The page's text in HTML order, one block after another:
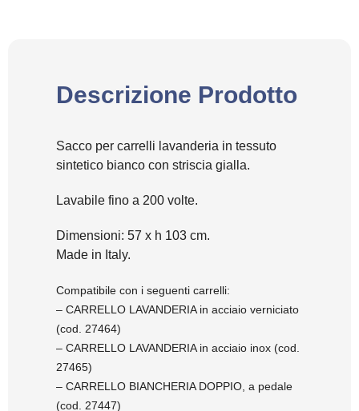
Descrizione Prodotto
Sacco per carrelli lavanderia in tessuto
sintetico bianco con striscia gialla.
Lavabile fino a 200 volte.
Dimensioni: 57 x h 103 cm.
Made in Italy.
Compatibile con i seguenti carrelli:
– CARRELLO LAVANDERIA in acciaio verniciato
(cod. 27464)
– CARRELLO LAVANDERIA in acciaio inox (cod.
27465)
– CARRELLO BIANCHERIA DOPPIO, a pedale
(cod. 27447)